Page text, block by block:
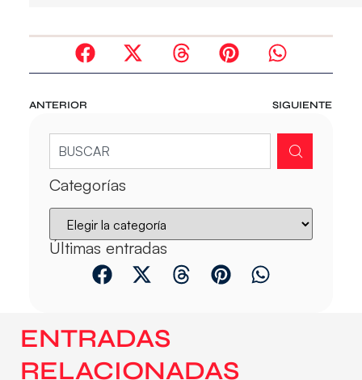
ANTERIOR SIGUIENTE
Categorías
Últimas entradas
ENTRADAS
RELACIONADAS